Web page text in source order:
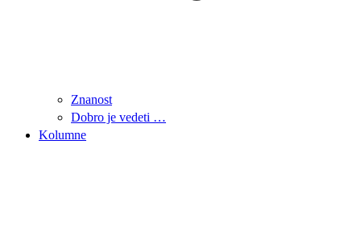
Znanost
Dobro je vedeti …
Kolumne